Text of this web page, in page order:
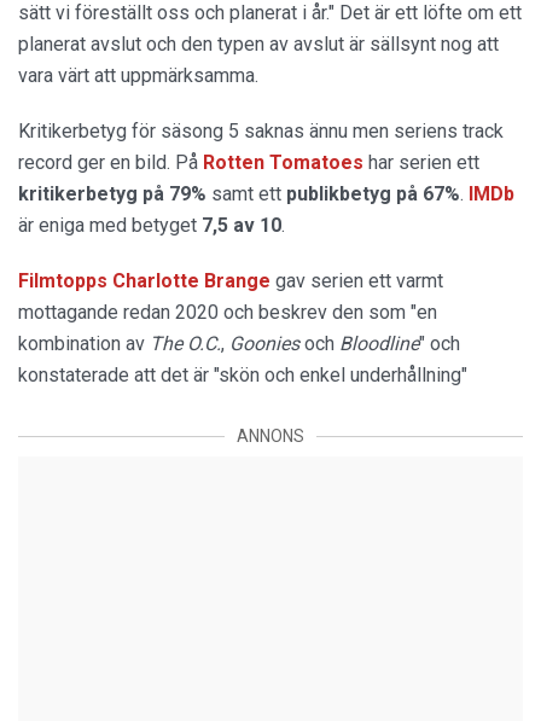
sätt vi föreställt oss och planerat i år." Det är ett löfte om ett
planerat avslut och den typen av avslut är sällsynt nog att
vara värt att uppmärksamma.
Kritikerbetyg för säsong 5 saknas ännu men seriens track
record ger en bild. På Rotten Tomatoes har serien ett
kritikerbetyg på 79% samt ett publikbetyg på 67%.
IMDb
är eniga med betyget 7,5 av 10.
Filmtopps Charlotte Brange gav serien ett varmt
mottagande redan 2020 och beskrev den som "en
kombination av The O.C., Gooniesoch Bloodline" och
konstaterade att det är "skön och enkel underhållning"
ANNONS